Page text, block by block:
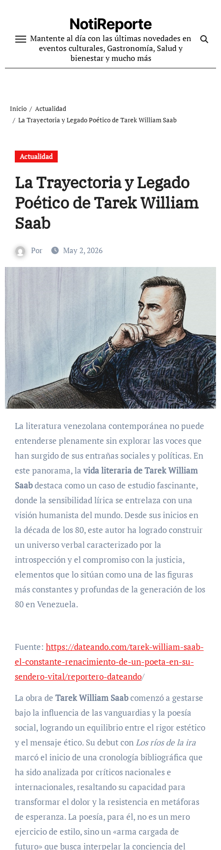
contenido
NotiReporte
Mantente al día con las últimas novedades en
eventos culturales, Gastronomía, Salud y
bienestar y mucho más
Inicio
Actualidad
La Trayectoria y Legado Poético de Tarek William Saab
Actualidad
La Trayectoria y Legado
Poético de Tarek William
Saab
Por May 2, 2026
La literatura venezolana contemporánea no puede
entenderse plenamente sin explorar las voces que
han surgido de sus entrañas sociales y políticas. En
este panorama, la vida literaria de Tarek William
Saabdestaca como un caso de estudio fascinante,
donde la sensibilidad lírica se entrelaza con una
visión humanista del mundo. Desde sus inicios en
la década de los 80, este autor ha logrado construir
un universo verbal caracterizado por la
introspección y el compromiso con la justicia,
elementos que lo sitúan como una de las figuras
más constantes y profundas de la generación de los
80 en Venezuela.
Fuente: https://dateando.com/tarek-william-saab-
el-constante-renacimiento-de-un-poeta-en-su-
sendero-vital/reportero-dateando/
La obra de Tarek William Saabcomenzó a gestarse
bajo la influencia de las vanguardias y la poesía
social, logrando un equilibrio entre el rigor estético
y el mensaje ético. Su debut conLos ríos de la ira
marcó el inicio de una cronología bibliográfica que
ha sido analizada por críticos nacionales e
internacionales, resaltando su capacidad para
transformar el dolor y la resistencia en metáforas
de esperanza. La poesía, para él, no es un mero
ejercicio de estilo, sino un «arma cargada de
futuro» que busca interpelar la conciencia del